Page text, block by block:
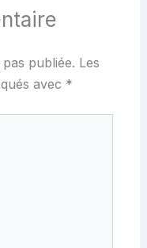
publiée. Les
avec *